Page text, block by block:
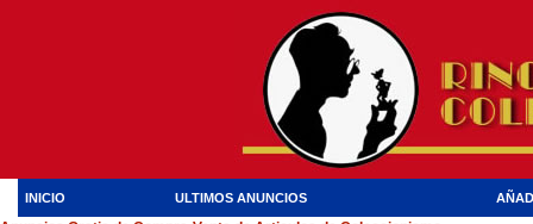
INICIO ULTIMOS ANUNCIOS